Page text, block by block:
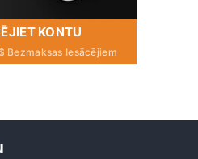
KONTU
Bezmaksas Iesācējiem